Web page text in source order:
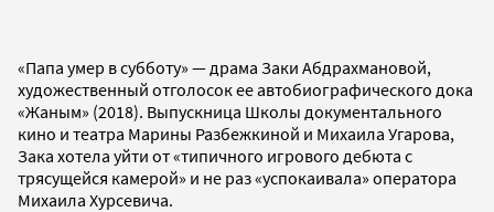
«Папа умер в субботу» — драма Заки Абдрахмановой,
художественный отголосок ее автобиографического дока
«Жаным» (2018). Выпускница Школы документального
кино и театра Марины Разбежкиной и Михаила Угарова,
Зака хотела уйти от «типичного игрового дебюта с
трясущейся камерой» и не раз «успокаивала» оператора
Михаила Хурсевича.